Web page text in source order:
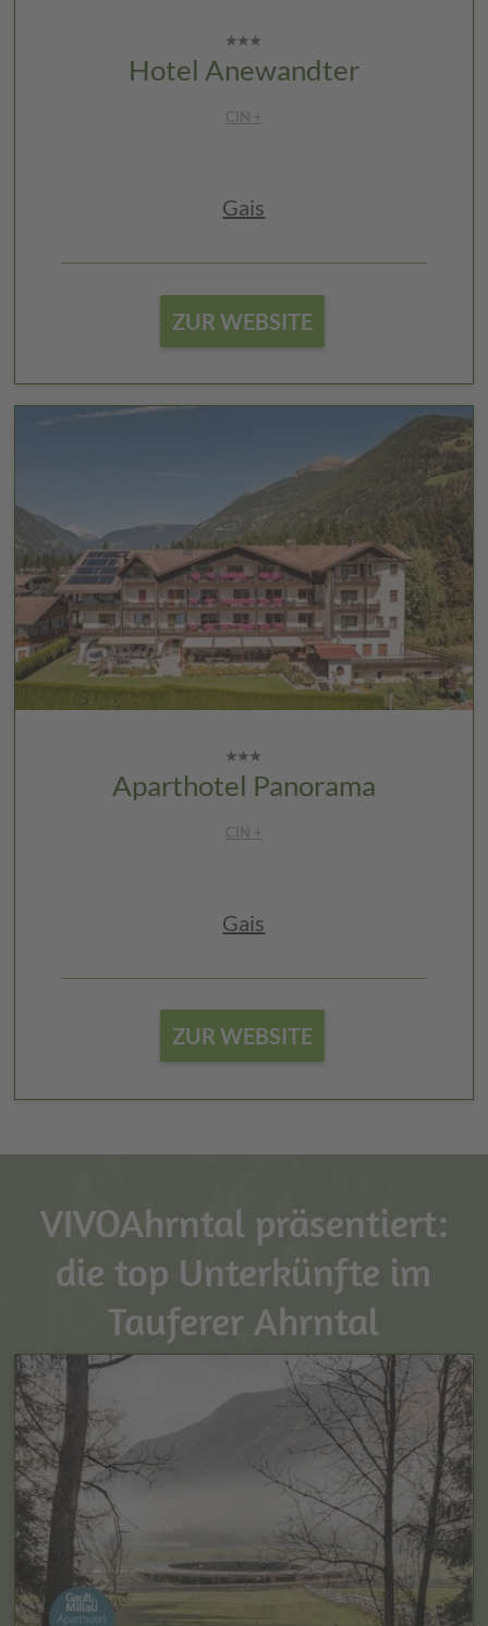
Hotel Anewandter
CIN +
Gais
ZUR WEBSITE
Aparthotel Panorama
CIN +
Gais
ZUR WEBSITE
VIVOAhrntal präsentiert:
die top Unterkünfte im
Tauferer Ahrntal